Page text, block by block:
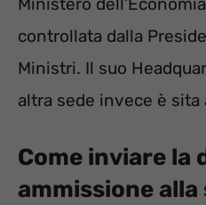
controllata dalla
Ministri. Il suo
altra sede invece è sita
Come inviare la
ammissione alla